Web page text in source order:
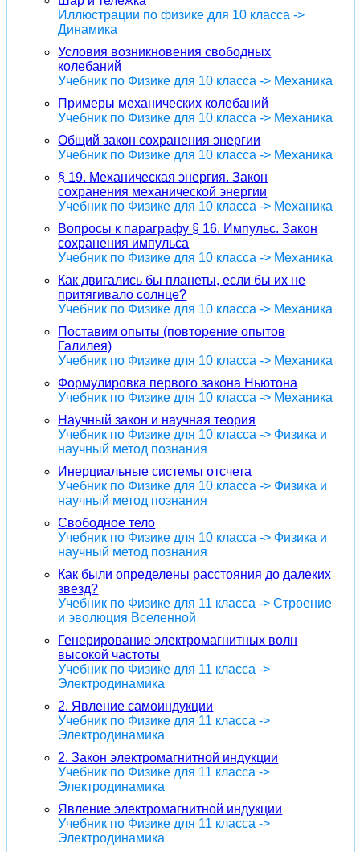
Иллюстрации по физике для 10 класса ->
Динамика
Условия возникновения свободных
колебаний
Учебник по Физике для 10 класса -> Механика
Примеры механических колебаний
Учебник по Физике для 10 класса -> Механика
Общий закон сохранения энергии
Учебник по Физике для 10 класса -> Механика
§ 19. Механическая энергия. Закон
сохранения механической энергии
Учебник по Физике для 10 класса -> Механика
Вопросы к параграфу § 16. Импульс. Закон
сохранения импульса
Учебник по Физике для 10 класса -> Механика
Как двигались бы планеты, если бы их не
притягивало солнце?
Учебник по Физике для 10 класса -> Механика
Поставим опыты (повторение опытов
Галилея)
Учебник по Физике для 10 класса -> Механика
Формулировка первого закона Ньютона
Учебник по Физике для 10 класса -> Механика
Научный закон и научная теория
Учебник по Физике для 10 класса -> Физика и
научный метод познания
Инерциальные системы отсчета
Учебник по Физике для 10 класса -> Физика и
научный метод познания
Свободное тело
Учебник по Физике для 10 класса -> Физика и
научный метод познания
Как были определены расстояния до далеких
звезд?
Учебник по Физике для 11 класса -> Строение
и эволюция Вселенной
Генерирование электромагнитных волн
высокой частоты
Учебник по Физике для 11 класса ->
Электродинамика
2. Явление самоиндукции
Учебник по Физике для 11 класса ->
Электродинамика
2. Закон электромагнитной индукции
Учебник по Физике для 11 класса ->
Электродинамика
Явление электромагнитной индукции
Учебник по Физике для 11 класса ->
Электродинамика